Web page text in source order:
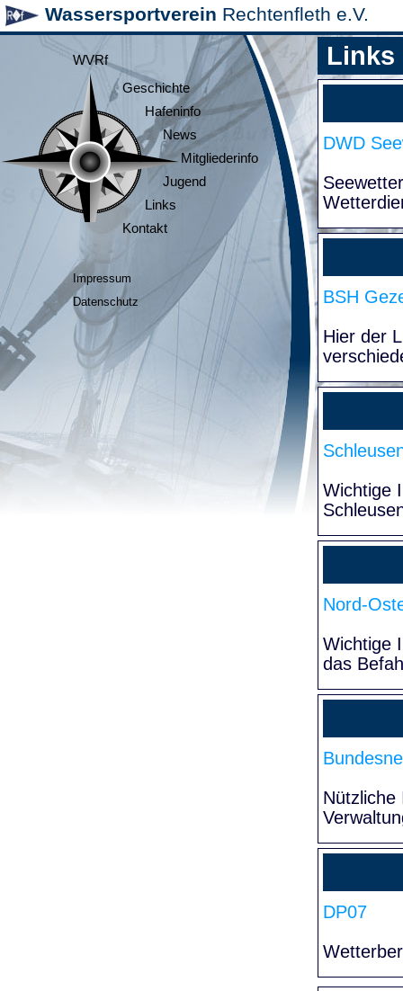
Wassersportverein Rechtenfleth e.V.
WVRf
Geschichte
Hafeninfo
News
Mitgliederinfo
Jugend
Links
Kontakt
Impressum
Datenschutz
Links
DWD
BSH
Hier der
Wichtige
Nord-
Wichtige
das
Nützliche
DP07